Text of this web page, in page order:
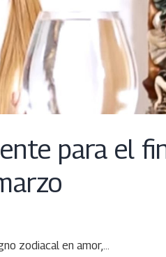
para el
zodiacal en amor,…